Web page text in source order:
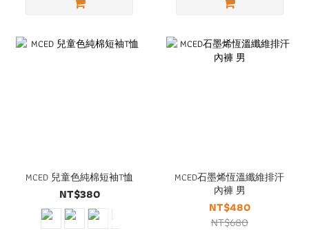
MCED 兒童色純棉短袖T恤
NT$380
MCED石墨烯恆溫纖維排汗
內褲 男
NT$480
NT$680